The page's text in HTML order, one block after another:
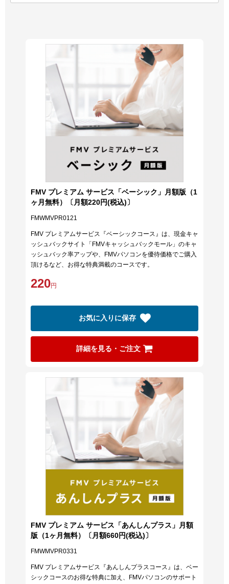
FMV プレミアム サービス「ベーシック」月額版（1
ヶ月無料）〔月額220円(税込)〕
FMWMVPR0121
FMV プレミアムサービス『ベーシックコース』は、現金キャ
ッシュバックサイト「FMVキャッシュバックモール」のキャ
ッシュバック率アップや、FMVパソコンを優待価格でご購入
頂けるなど、お得な特典満載のコースです。
220円
お気に入りに保存
詳細を見る・ご注文
FMV プレミアム サービス「あんしんプラス」月額
版（1ヶ月無料）〔月額660円(税込)〕
FMWMVPR0331
FMV プレミアムサービス『あんしんプラスコース』は、ベー
シックコースのお得な特典に加え、FMVパソコンのサポート